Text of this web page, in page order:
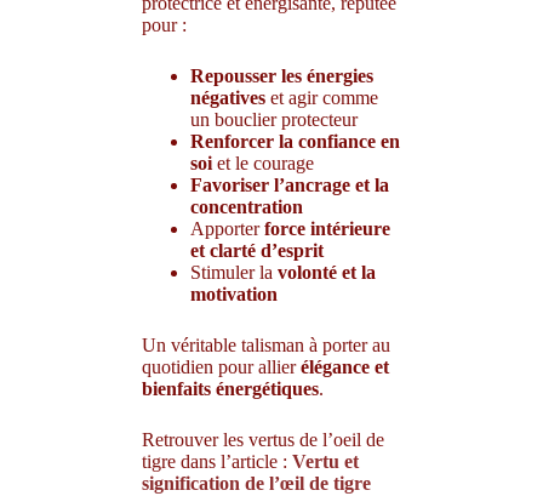
pour :
Repousser les énergies
négativeset agir comme
un bouclier protecteur
Renforcer la confiance en
soiet le courage
Favoriser l’ancrage et la
concentration
Apporterforce intérieure
et clarté d’esprit
Stimuler la volonté et la
motivation
Un véritable talisman à porter au
quotidien pour allierélégance et
bienfaits énergétiques.
Retrouver les vertus de l’oeil de
tigre dans l’article : Vertu et
signification de l’œil de tigre